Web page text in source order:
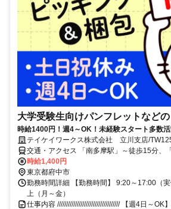
大学受験生向けパンフレットなど
時給1400円！週4～OK！未経験スタート多数
テイケイワークス株式会社 立川支店/
交通・アクセス 「南多摩駅」～徒歩15分、
時給1,400円
東京都府中市
勤務時間詳細 【勤務時間】 9:20～17:00（
上（月～金）
仕事内容 /////////////////////////////////// 【週4日～OK